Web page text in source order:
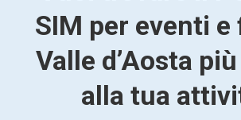
SIM per eventi e
Valle d’Aosta
alla tua